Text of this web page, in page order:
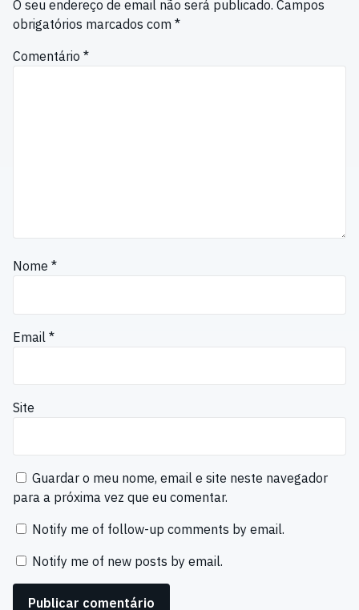
O seu endereço de email não será publicado. Campos
obrigatórios marcados com *
Comentário *
Nome *
Email *
Site
Guardar o meu nome, email e site neste navegador
para a próxima vez que eu comentar.
Notify me of follow-up comments by email.
Notify me of new posts by email.